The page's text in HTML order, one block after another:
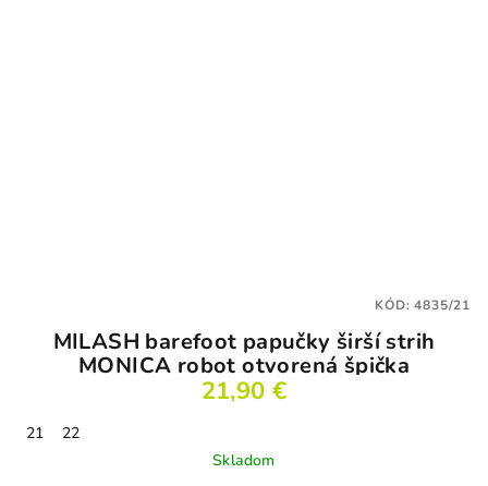
MILASH barefoot papučky širší strih
MONICA robot otvorená špička
21,90 €
21
22
Skladom
KÓD:4835/21